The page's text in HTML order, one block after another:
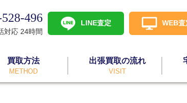
496
対応 24時間
LINE査定 WEB査
買取方法
METHOD
出張買取の流れ
VISIT